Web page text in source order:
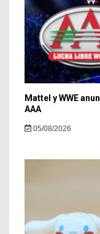
Mattel y WWE
AAA
05/08/2026